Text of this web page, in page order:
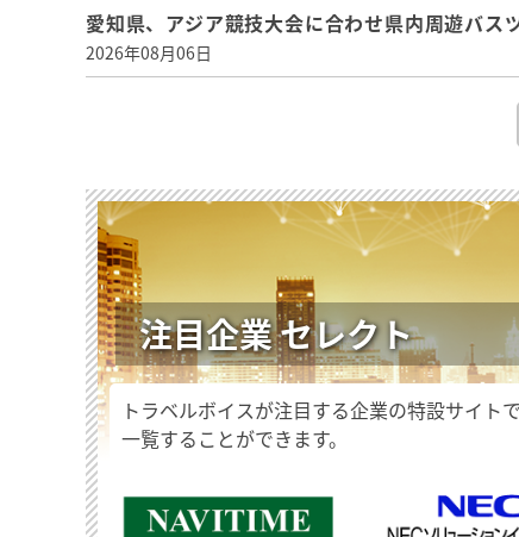
愛知県、アジア競技大会に合わせ県内周遊バ
2026年08月06日
注目企業 セレクト
トラベルボイスが注目する企業の特設サイト
一覧することができます。